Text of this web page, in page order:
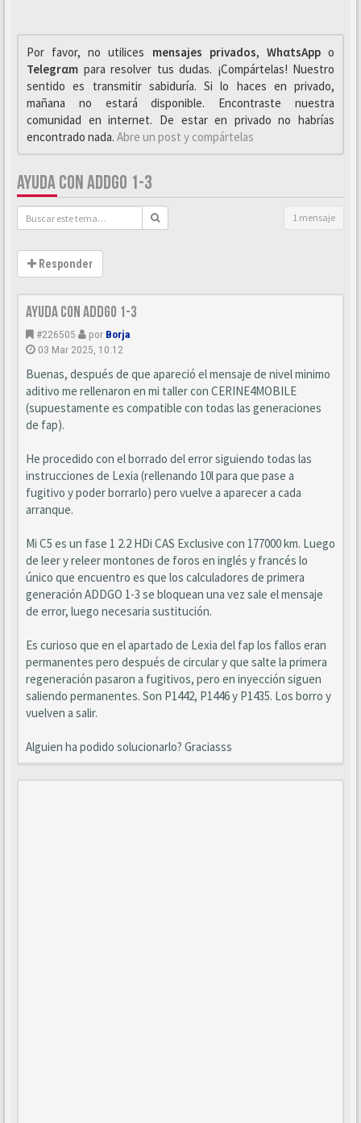
Por favor, no utilices mensajes privados, WhαtsAppo
Telegrαm para resolver tus dudas. ¡Compártelas! Nuestro
sentido es transmitir sabiduría. Si lo haces en privado,
mañana no estará disponible. Encontraste nuestra
comunidad en internet. De estar en privado no habrías
encontrado nada. Abre un post y compártelas
AYUDA CON ADDGO 1-3
1 mensaje
Responder
Ayuda con ADDGO 1-3
#226505 por Borja
03 Mar 2025, 10:12
Buenas, después de que apareció el mensaje de nivel minimo
aditivo me rellenaron en mi taller con CERINE4MOBILE
(supuestamente es compatible con todas las generaciones
de fap).
He procedido con el borrado del error siguiendo todas las
instrucciones de Lexia (rellenando 10l para que pase a
fugitivo y poder borrarlo) pero vuelve a aparecer a cada
arranque.
Mi C5 es un fase 1 2.2 HDi CAS Exclusive con 177000 km. Luego
de leer y releer montones de foros en inglés y francés lo
único que encuentro es que los calculadores de primera
generación ADDGO 1-3 se bloquean una vez sale el mensaje
de error, luego necesaria sustitución.
Es curioso que en el apartado de Lexia del fap los fallos eran
permanentes pero después de circular y que salte la primera
regeneración pasaron a fugitivos, pero en inyección siguen
saliendo permanentes. Son P1442, P1446 y P1435. Los borro y
vuelven a salir.
Alguien ha podido solucionarlo? Graciasss